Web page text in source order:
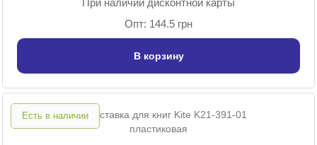
При наличии дисконтной карты
Опт: 144.5 грн
В корзину
Есть в наличии